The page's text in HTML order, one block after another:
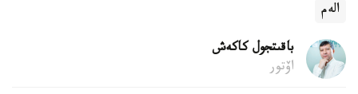
الەم
باقىتجول كاكەش
اۆتور